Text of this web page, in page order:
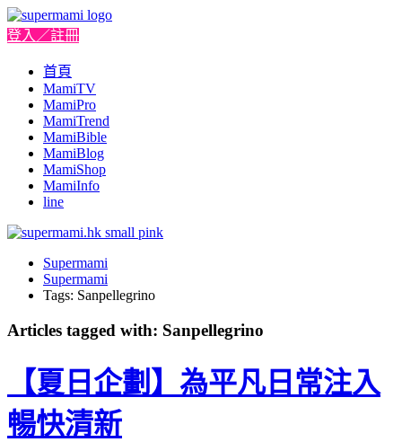
登入／註冊
首頁
MamiTV
MamiPro
MamiTrend
MamiBible
MamiBlog
MamiShop
MamiInfo
line
Supermami
Supermami
Tags: Sanpellegrino
Articles tagged with: Sanpellegrino
【夏日企劃】為平凡日常注入
暢快清新